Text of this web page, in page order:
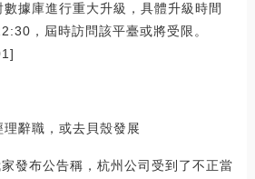
據庫進行重大升級，具體升級時間
，屆時訪問該平臺或將受限。
辭職，或去貝殼發展
發布公告稱，杭州公司受到了不正當